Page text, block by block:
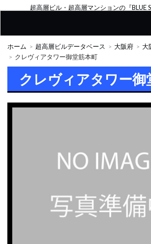
超高層ビル・超高層マンションの『BLUE
ホーム 超高層ビルデータベース 大阪府
大
クレヴィアタワー御堂筋本町
クレヴィアタワー御